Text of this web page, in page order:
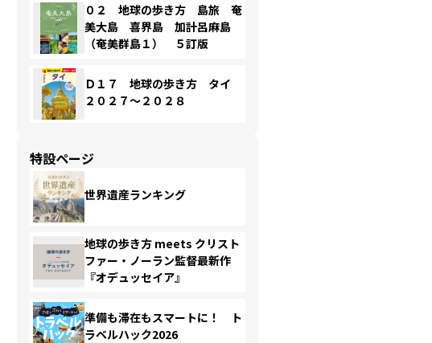
０２ 地球の歩き方 島旅 奄
美大島 喜界島 加計呂麻島
（奄美群島１） ５訂版
Ｄ１７ 地球の歩き方 タイ
２０２７～２０２８
特設ページ
世界遺産ランキング
地球の歩き方 meets クリスト
ファー・ノーラン監督最新作
『オデュッセイア』
準備も滞在もスマートに！ ト
ラベルハック2026